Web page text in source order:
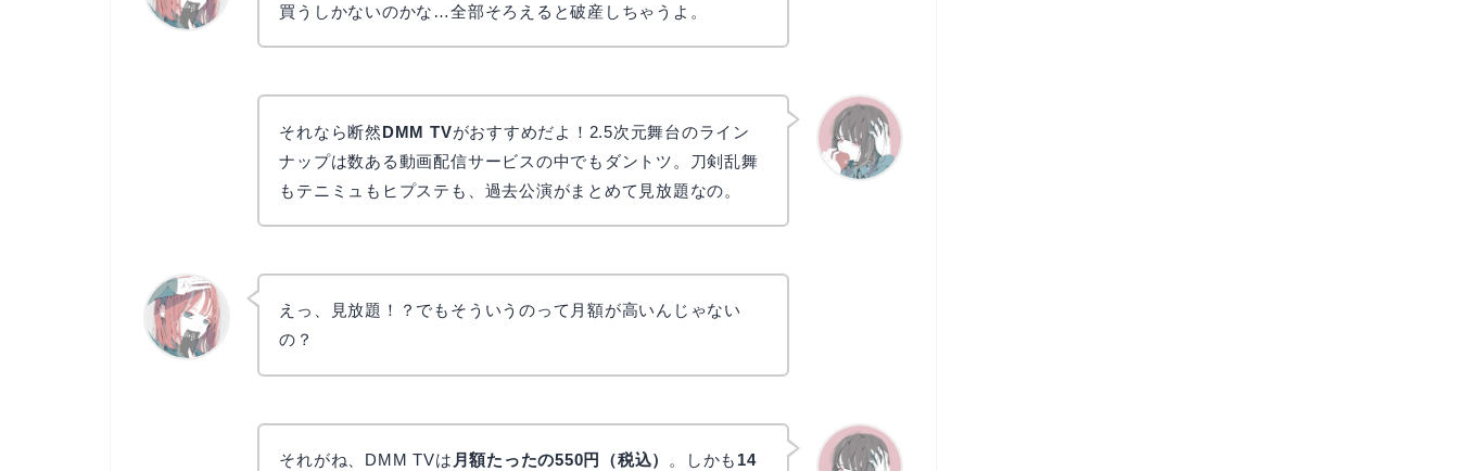
買うしかないのかな…全部そろえると破産しちゃうよ。
それなら断然DMM TVがおすすめだよ！2.5次元舞台のライン
ナップは数ある動画配信サービスの中でもダントツ。刀剣乱舞
もテニミュもヒプステも、過去公演がまとめて見放題なの。
えっ、見放題！？でもそういうのって月額が高いんじゃない
の？
それがね、DMM TVは 月額たったの550円（税込） 。しかも 14